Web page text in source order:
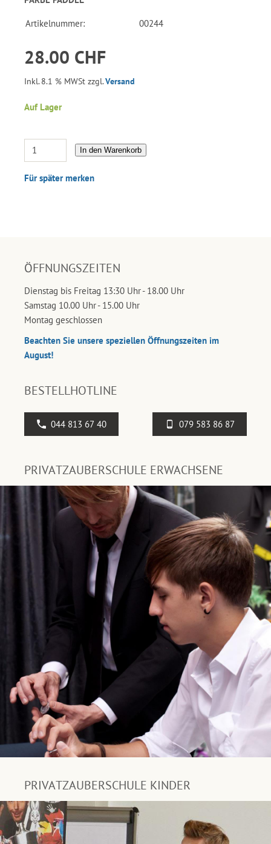
Artikelnummer: 00244
28.00 CHF
Inkl. 8.1 % MWSt zzgl.Versand
Auf Lager
In den Warenkorb
Für später merken
ÖFFNUNGSZEITEN
Dienstag bis Freitag 13:30 Uhr - 18.00 Uhr
Samstag 10.00 Uhr - 15.00 Uhr
Montag geschlossen
Beachten Sie unsere speziellen Öffnungszeiten im
August!
BESTELLHOTLINE
044 813 67 40 079 583 86 87
PRIVATZAUBERSCHULE ERWACHSENE
PRIVATZAUBERSCHULE KINDER